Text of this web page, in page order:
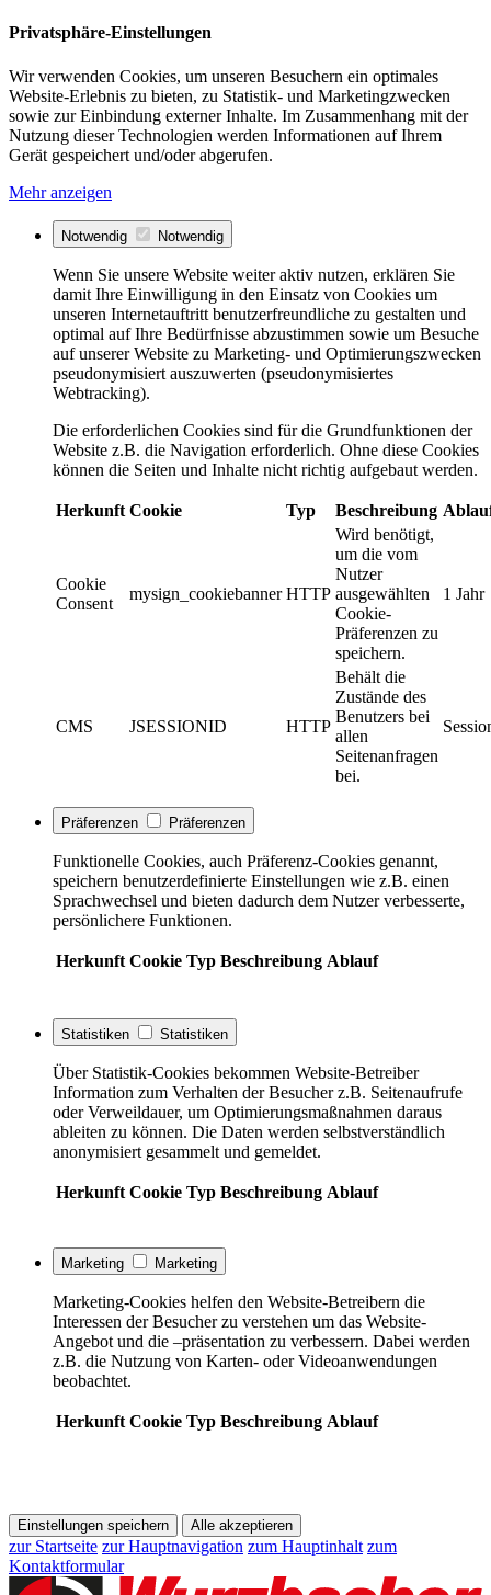
Privatsphäre-Einstellungen
Wir verwenden Cookies, um unseren Besuchern ein optimales
Website-Erlebnis zu bieten, zu Statistik- und Marketingzwecken
sowie zur Einbindung externer Inhalte. Im Zusammenhang mit der
Nutzung dieser Technologien werden Informationen auf Ihrem
Gerät gespeichert und/oder abgerufen.
Mehr anzeigen
Notwendig Notwendig
Wenn Sie unsere Website weiter aktiv nutzen, erklären Sie
damit Ihre Einwilligung in den Einsatz von Cookies um
unseren Internetauftritt benutzerfreundliche zu gestalten und
optimal auf Ihre Bedürfnisse abzustimmen sowie um Besuche
auf unserer Website zu Marketing- und Optimierungszwecken
pseudonymisiert auszuwerten (pseudonymisiertes
Webtracking).
Die erforderlichen Cookies sind für die Grundfunktionen der
Website z.B. die Navigation erforderlich. Ohne diese Cookies
können die Seiten und Inhalte nicht richtig aufgebaut werden.
Herkunft Cookie Typ Beschreibung
Cookie
Consent
mysign_cookiebanner HTTP
Wird benötigt,
um die vom
Nutzer
ausgewählten
Cookie-
Präferenzen zu
speichern.
1 Jahr
CMS JSESSIONID HTTP
Behält die
Zustände des
Benutzers bei
allen
Seitenanfragen
bei.
Präferenzen Präferenzen
Funktionelle Cookies, auch Präferenz-Cookies genannt,
speichern benutzerdefinierte Einstellungen wie z.B. einen
Sprachwechsel und bieten dadurch dem Nutzer verbesserte,
persönlichere Funktionen.
Herkunft Cookie Typ Beschreibung Ablauf
Statistiken Statistiken
Über Statistik-Cookies bekommen Website-Betreiber
Information zum Verhalten der Besucher z.B. Seitenaufrufe
oder Verweildauer, um Optimierungsmaßnahmen daraus
ableiten zu können. Die Daten werden selbstverständlich
anonymisiert gesammelt und gemeldet.
Herkunft Cookie Typ Beschreibung Ablauf
Marketing Marketing
Marketing-Cookies helfen den Website-Betreibern die
Interessen der Besucher zu verstehen um das Website-
Angebot und die –präsentation zu verbessern. Dabei werden
z.B. die Nutzung von Karten- oder Videoanwendungen
beobachtet.
Herkunft Cookie Typ Beschreibung Ablauf
Einstellungen speichern Alle akzeptieren
zur Startseite zur Hauptnavigation zum Hauptinhalt zum
Kontaktformular